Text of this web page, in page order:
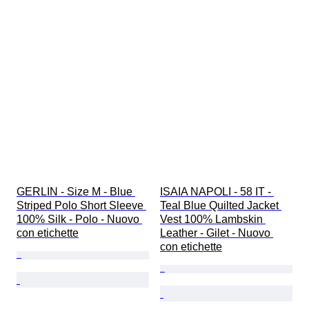
GERLIN - Size M - Blue
Striped Polo Short Sleeve
100% Silk - Polo - Nuovo
con etichette
ISAIA NAPOLI - 58 IT -
Teal Blue Quilted Jacket
Vest 100% Lambskin
Leather - Gilet - Nuovo
con etichette